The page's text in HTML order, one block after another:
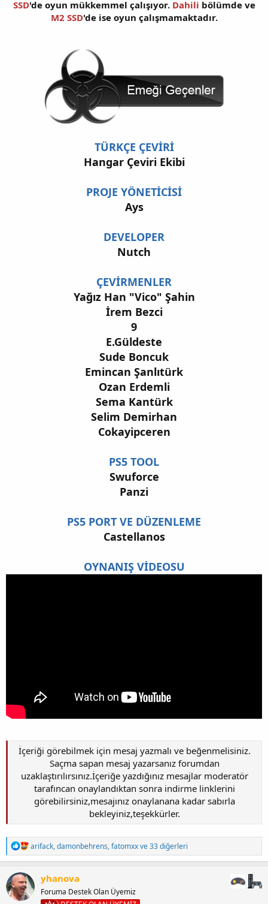
SSD'de oyun mükkemmel çalışıyor. Dahili bölümde ve
M2 SSD'de ise oyun çalışmamaktadır.
TÜRKÇE ÇEVİRİ
Hangar Çeviri Ekibi
PROJE YÖNETİCİSİ
Ays
DEVELOPER
Nutch
ÇEVİRMENLER
Yağız Han "Vico" Şahin
İrem Bezci
9
E.Güldeste
Sude Boncuk
Emincan Şanlıtürk
Ozan Erdemli
Sema Kantürk
Selim Demirhan
Cokayipceren
PS5 TOOL
Swuforce
Panzi
PS5 PORT VE DÜZENLEME
Castellanos
OYNANIŞ VİDEOSU
İçeriği görebilmek için mesaj yazmalı ve beğenmelisiniz.
Saçma sapan mesaj yazarsanız forumdan
uzaklaştırılırsınız.İçeriğe yazdığınız mesajlar moderatör
tarafıncan onaylandıktan sonra indirme linklerini
görebilirsiniz,mesajınız onaylanana kadar sabırla
bekleyiniz,teşekkürler.
T
e
p
k
i
l
arifack,damonbehrens,fatomxxve 33 diğerleri
yhanova
Foruma Destek Olan Üyemiz